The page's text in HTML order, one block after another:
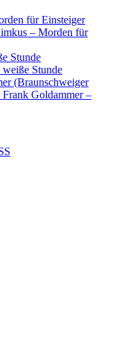
für Einsteiger
– Morden für
Stunde
Stunde
(Braunschweiger
Frank Goldammer –